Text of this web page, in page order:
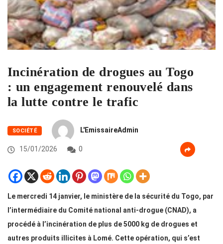
Incinération de drogues au Togo
: un engagement renouvelé dans
la lutte contre le trafic
SOCIÉTÉ L'EmissaireAdmin
15/01/2026 0
Le mercredi 14 janvier, le ministère de la sécurité du Togo, par
l’intermédiaire du Comité national anti-drogue (CNAD), a
procédé à l’incinération de plus de 5000 kg de drogues et
autres produits illicites à Lomé. Cette opération, qui s’est